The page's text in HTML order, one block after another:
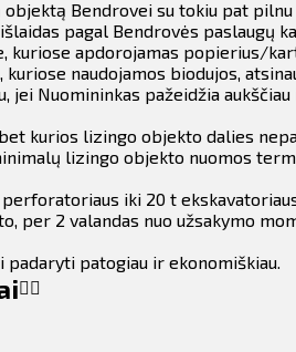
Bendrovei su tokiu pat pilnu
pagal Bendrovės paslaugų
apdorojamas popierius/
naudojamos biodujos,
jei Nuomininkas pažeidžia
kurios lizingo objekto dalies
lizingo objekto nuomos
iki 20 t
per 2 valandas nuo užsakymo
patogiau ir ekonomiškiau.